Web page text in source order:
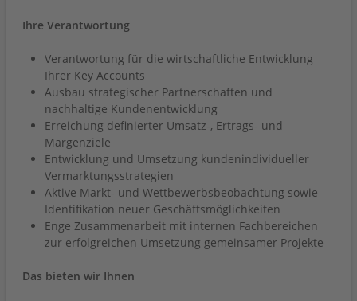
Ihre Verantwortung
Verantwortung für die wirtschaftliche Entwicklung
Ihrer Key Accounts
Ausbau strategischer Partnerschaften und
nachhaltige Kundenentwicklung
Erreichung definierter Umsatz-, Ertrags- und
Margenziele
Entwicklung und Umsetzung kundenindividueller
Vermarktungsstrategien
Aktive Markt- und Wettbewerbsbeobachtung sowie
Identifikation neuer Geschäftsmöglichkeiten
Enge Zusammenarbeit mit internen Fachbereichen
zur erfolgreichen Umsetzung gemeinsamer Projekte
Das bieten wir Ihnen